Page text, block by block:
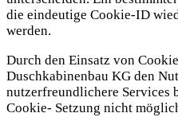
die eindeutige Cookie-ID
werden.
Durch den Einsatz von
Duschkabinenbau KG den
nutzerfreundlichere Services
Cookie- Setzung nicht